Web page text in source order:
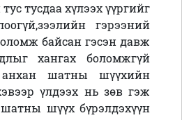
тусдаа хүлээх үүргийг
гэрээний
байсан гэсэн давж
хангах боломжгүй
анхан шатны шүүхийн
үлдээх нь зөв гэж
шүүх бүрэлдэхүүн